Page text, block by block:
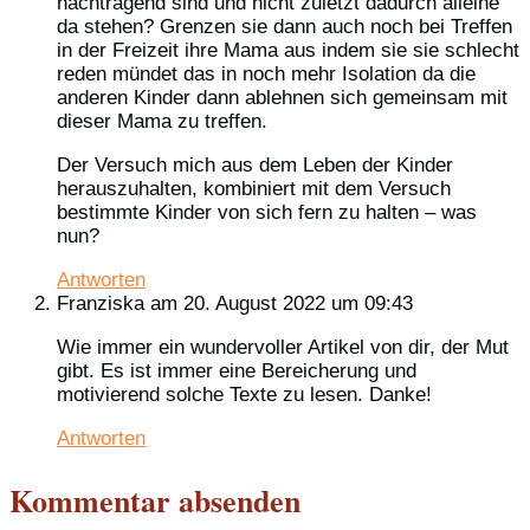
da stehen? Grenzen sie dann auch noch bei Treffen
in der Freizeit ihre Mama aus indem sie sie schlecht
reden mündet das in noch mehr Isolation da die
anderen Kinder dann ablehnen sich gemeinsam mit
dieser Mama zu treffen.
Der Versuch mich aus dem Leben der Kinder
herauszuhalten, kombiniert mit dem Versuch
bestimmte Kinder von sich fern zu halten – was
nun?
Antworten
Franziska am 20. August 2022 um 09:43
Wie immer ein wundervoller Artikel von dir, der Mut
gibt. Es ist immer eine Bereicherung und
motivierend solche Texte zu lesen. Danke!
Antworten
Kommentar absenden